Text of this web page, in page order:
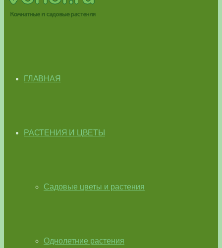
ГЛАВНАЯ
РАСТЕНИЯ И ЦВЕТЫ
Садовые цветы и растения
Однолетние растения